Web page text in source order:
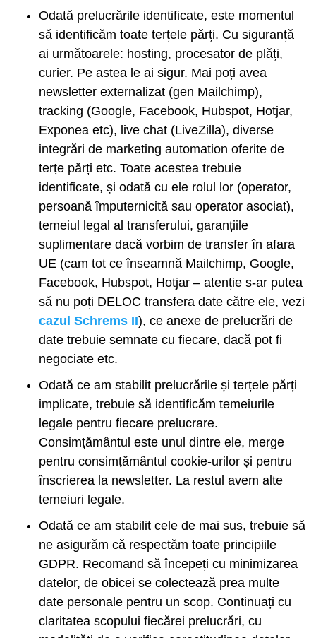
Odată prelucrările identificate, este momentul
să identificăm toate terțele părți. Cu siguranță
ai următoarele: hosting, procesator de plăți,
curier. Pe astea le ai sigur. Mai poți avea
newsletter externalizat (gen Mailchimp),
tracking (Google, Facebook, Hubspot, Hotjar,
Exponea etc), live chat (LiveZilla), diverse
integrări de marketing automation oferite de
terțe părți etc. Toate acestea trebuie
identificate, și odată cu ele rolul lor (operator,
persoană împuternicită sau operator asociat),
temeiul legal al transferului, garanțiile
suplimentare dacă vorbim de transfer în afara
UE (cam tot ce înseamnă Mailchimp, Google,
Facebook, Hubspot, Hotjar – atenție s-ar putea
să nu poți DELOC transfera date către ele, vezi
cazul Schrems II), ce anexe de prelucrări de
date trebuie semnate cu fiecare, dacă pot fi
negociate etc.
Odată ce am stabilit prelucrările și terțele părți
implicate, trebuie să identificăm temeiurile
legale pentru fiecare prelucrare.
Consimțământul este unul dintre ele, merge
pentru consimțământul cookie-urilor și pentru
înscrierea la newsletter. La restul avem alte
temeiuri legale.
Odată ce am stabilit cele de mai sus, trebuie să
ne asigurăm că respectăm toate principiile
GDPR. Recomand să începeți cu minimizarea
datelor, de obicei se colectează prea multe
date personale pentru un scop. Continuați cu
claritatea scopului fiecărei prelucrări, cu